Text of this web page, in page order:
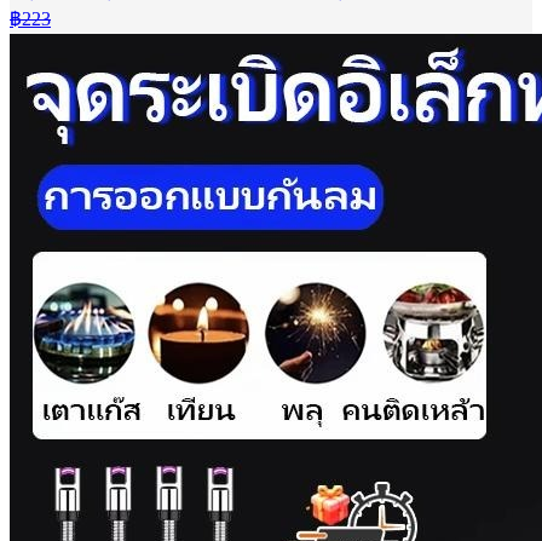
Current
price
฿86.
฿223
price
฿223.